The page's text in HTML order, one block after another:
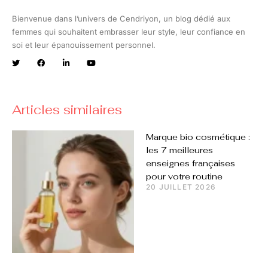
Bienvenue dans l’univers de Cendriyon, un blog dédié aux
femmes qui souhaitent embrasser leur style, leur confiance en
soi et leur épanouissement personnel.
Articles similaires
Marque bio cosmétique :
les 7 meilleures
enseignes françaises
pour votre routine
20 JUILLET 2026